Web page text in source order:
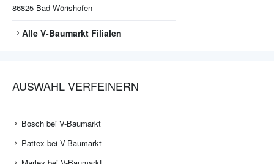
86825 Bad Wörishofen
Alle V-Baumarkt Filialen
AUSWAHL VERFEINERN
Bosch bei V-Baumarkt
Pattex bei V-Baumarkt